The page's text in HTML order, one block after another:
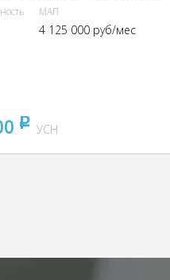
МАП
4 125 000 руб/мес
pуб
УСН